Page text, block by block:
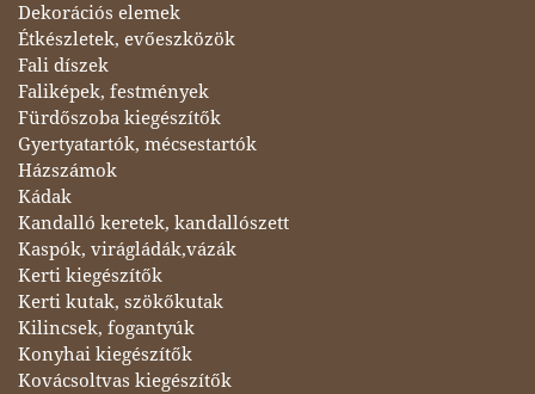
Dekorációs elemek
Étkészletek, evőeszközök
Fali díszek
Faliképek, festmények
Fürdőszoba kiegészítők
Gyertyatartók, mécsestartók
Házszámok
Kádak
Kandalló keretek, kandallószett
Kaspók, virágládák,vázák
Kerti kiegészítők
Kerti kutak, szökőkutak
Kilincsek, fogantyúk
Konyhai kiegészítők
Kovácsoltvas kiegészítők